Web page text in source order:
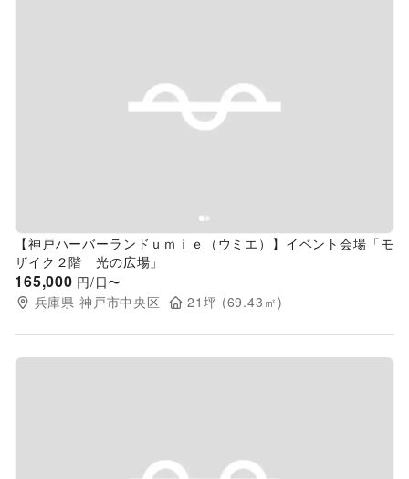
Previous slide
【神戸ハーバーランドｕｍｉｅ（ウミエ）】イベント会場「モ
ザイク２階 光の広場」
165,000 円/日〜
兵庫県 神戸市中央区 21坪 (69.43 ㎡)